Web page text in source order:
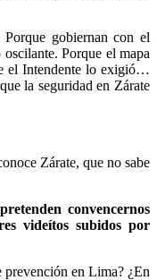
gobiernan con el
Porque el mapa
el Intendente lo exigió…
la seguridad en Zárate
Zárate, que no sabe
convencernos
videítos subidos por
prevención en Lima? ¿En